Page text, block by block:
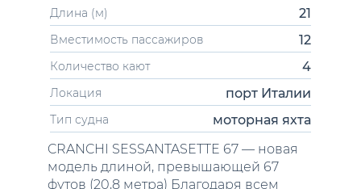
Длина (м) 21
Вместимость пассажиров 12
Количество кают 4
Локация порт Италии
Тип судна
моторная яхта
CRANCHI SESSANTASETTE 67 — новая
модель длиной, превышающей 67
футов (20,8 метра) Благодаря всем